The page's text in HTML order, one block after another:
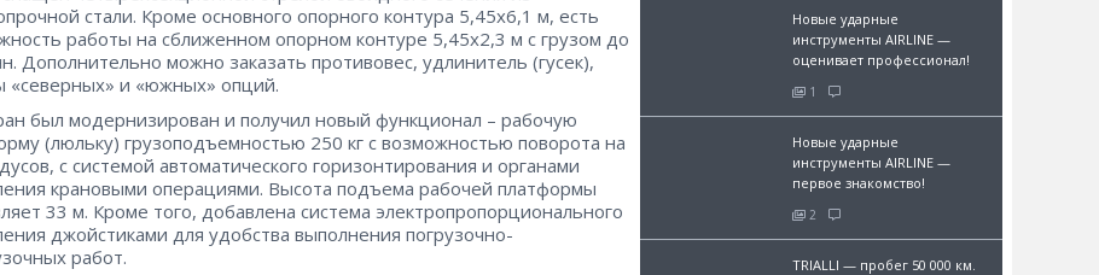
стали. Кроме основного опорного контура 5,45х6,1 м, есть
работы на сближенном опорном контуре 5,45х2,3 м с грузом до
Дополнительно можно заказать противовес, удлинитель (гусек),
«северных» и «южных» опций.
был модернизирован и получил новый функционал – рабочую
(люльку) грузоподъемностью 250 кг с возможностью поворота на
с системой автоматического горизонтирования и органами
крановыми операциями. Высота подъема рабочей платформы
33 м. Кроме того, добавлена система электропропорционального
джойстиками для удобства выполнения погрузочно-
работ.
Новые ударные
инструменты AIRLINE —
оценивает профессионал!
1
Новые ударные
инструменты AIRLINE —
первое знакомство!
2
TRIALLI — пробег 50 000 км.